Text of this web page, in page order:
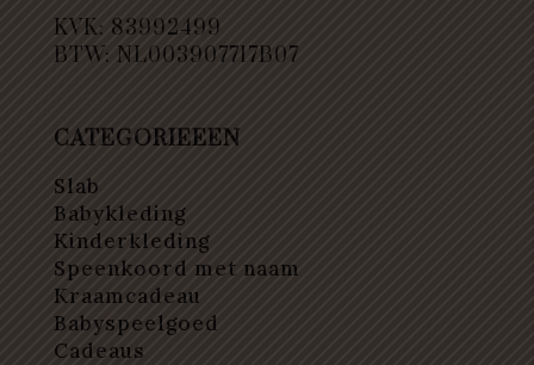
KVK: 83992499
BTW: NL003907717B07
CATEGORIEEEN
Slab
Babykleding
Kinderkleding
Speenkoord met naam
Kraamcadeau
Babyspeelgoed
Cadeaus